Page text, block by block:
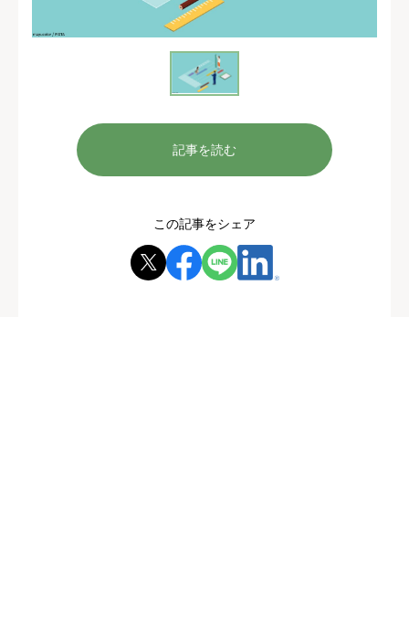
記事を読む
この記事をシェア